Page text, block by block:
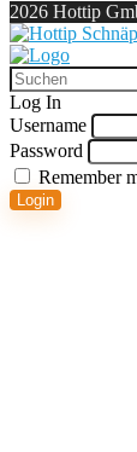
2026 Hottip
Log In
Username
Password
Remember
Login